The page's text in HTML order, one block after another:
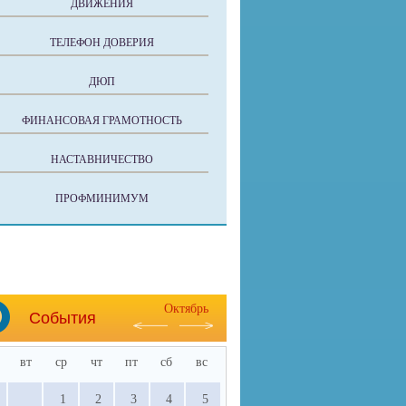
ДВИЖЕНИЯ
ТЕЛЕФОН ДОВЕРИЯ
ДЮП
ФИНАНСОВАЯ ГРАМОТНОСТЬ
НАСТАВНИЧЕСТВО
ПРОФМИНИМУМ
События
Октябрь
вт ср чт пт сб вс
1 2 3 4 5